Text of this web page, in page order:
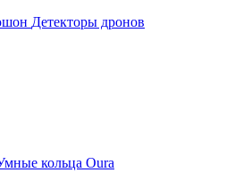
Детекторы дронов
кольца Oura